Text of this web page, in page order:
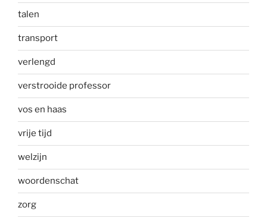
talen
transport
verlengd
verstrooide professor
vos en haas
vrije tijd
welzijn
woordenschat
zorg